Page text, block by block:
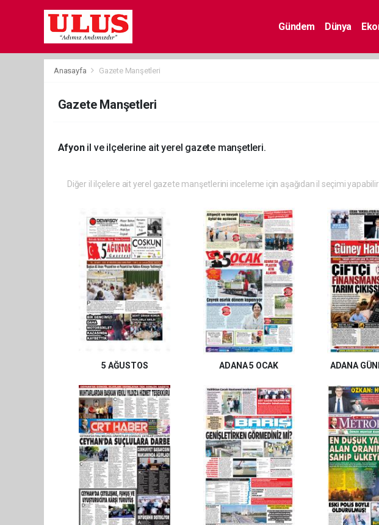
Gündem Dünya
Anasayfa Gazete Manşetleri
Gazete Manşetleri
Afyonil ve ilçelerine ait yerel gazete manşetleri.
Diğer il ilçelere ait yerel gazete manşetlerini inceleme için aşağıdan il seçimi
5 AĞUSTOS ADANA 5 OCAK ADANA